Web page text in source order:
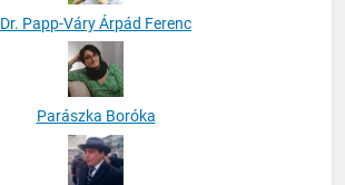
Dr. Papp-Váry Árpád Ferenc
Parászka Boróka